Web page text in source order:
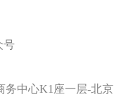
号
务中心K1座一层-北京